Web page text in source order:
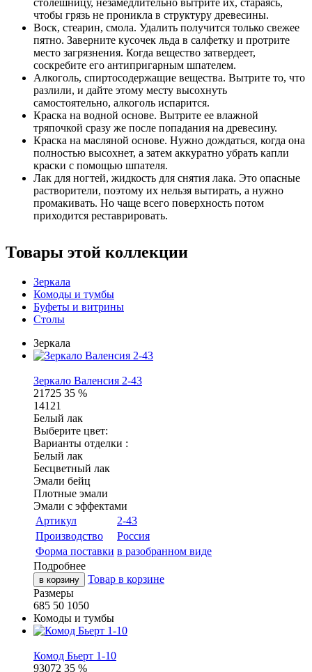
столешницу, незамедлительно вытрите их, стараясь,
чтобы грязь не проникла в структуру древесины.
Воск, стеарин, смола. Удалить получится только свежее
пятно. Заверните кусочек льда в салфетку и протрите
место загрязнения. Когда вещество затвердеет,
соскребите его антипригарным шпателем.
Алкоголь, спиртосодержащие вещества. Вытрите то, что
разлили, и дайте этому месту высохнуть
самостоятельно, алкоголь испарится.
Краска на водной основе. Вытрите ее влажной
тряпочкой сразу же после попадания на древесину.
Краска на масляной основе. Нужно дождаться, когда она
полностью высохнет, а затем аккуратно убрать капли
краски с помощью шпателя.
Лак для ногтей, жидкость для снятия лака. Это опасные
растворители, поэтому их нельзя вытирать, а нужно
промакивать. Но чаще всего поверхность потом
приходится реставрировать.
Товары этой коллекции
Зеркала
Комоды и тумбы
Буфеты и витрины
Столы
Зеркала
Зеркало Валенсия 2-43
21725 35 %
14121
Белый лак
Выберите цвет:
Варианты отделки :
Белый лак
Бесцветный лак
Эмали бейц
Плотные эмали
Эмали с эффектами
Артикул
2-43
Производство
Россия
Форма поставки в разобранном виде
Подробнее
в корзину
Товар в корзине
Размеры
685 50 1050
Комоды и тумбы
Комод Бьерт 1-10
93072 35 %